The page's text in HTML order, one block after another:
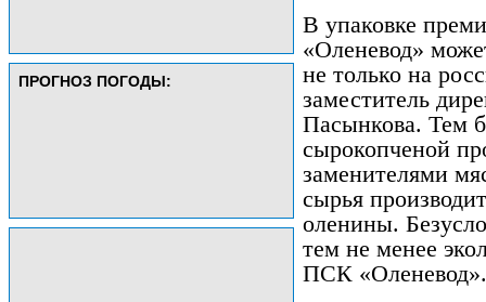
ПРОГНОЗ ПОГОДЫ:
В упаковке
«Оленевод»
не только на
заместитель
Пасынкова. Тем
сырокопченой
заменителями
сырья
оленины.
тем не менее
ПСК «Оленевод».